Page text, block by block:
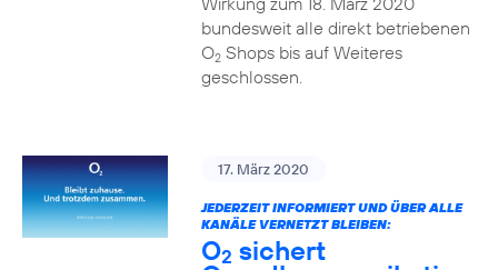
bundesweit alle direkt betriebenen
O2Shops bis auf Weiteres
geschlossen.
17. März 2020
JEDERZEIT INFORMIERT UND ÜBER ALLE
KANÄLE VERNETZT BLEIBEN:
O2 sichert